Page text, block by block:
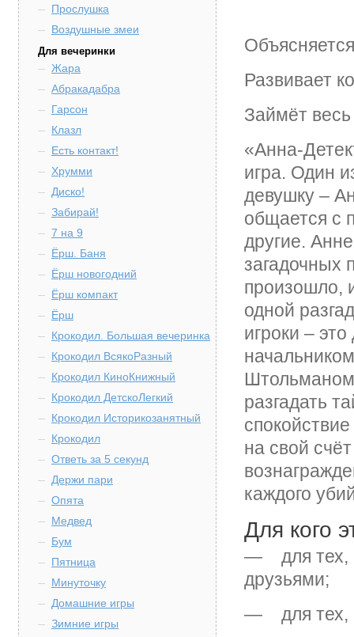
Прослушка
Воздушные змеи
Для вечеринки
Жара
Абракадабра
Гарсон
Клазл
Есть контакт!
Хрумми
Диско!
Забирай!
7 на 9
Ёрш. Баня
Ёрш новогодний
Ёрш компакт
Ёрш
Крокодил. Большая вечеринка
Крокодил ВсякоРазный
Крокодил КиноКнижный
Крокодил ДетскоЛегкий
Крокодил Историкозанятный
Крокодил
Ответь за 5 секунд
Держи пари
Опята
Медвед
Бум
Пятница
Минуточку
Домашние игры
Зимние игры
Развивает
Займёт
«Анна-
игра. Один
девушку –
общается с
другие.
загадочных
произошло,
одной
игроки –
разгадать
на свой
каждого
Для кого
— для тех,
друзьями;
— для тех,